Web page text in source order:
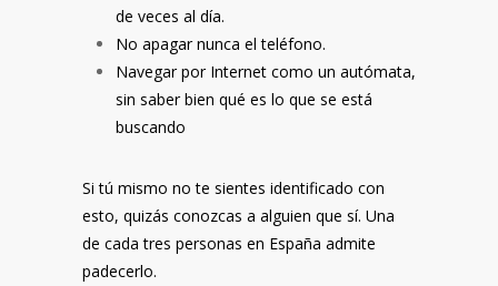
de veces al día.
No apagar nunca el teléfono.
Navegar por Internet como un autómata,
sin saber bien qué es lo que se está
buscando
Si tú mismo no te sientes identificado con
esto, quizás conozcas a alguien que sí. Una
de cada tres personas en España admite
padecerlo.